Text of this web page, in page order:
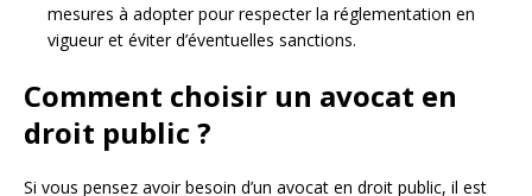
mesures à adopter pour respecter la réglementation en
vigueur et éviter d’éventuelles sanctions.
Comment choisir un avocat en
droit public ?
Si vous pensez avoir besoin d’un avocat en droit public, il est